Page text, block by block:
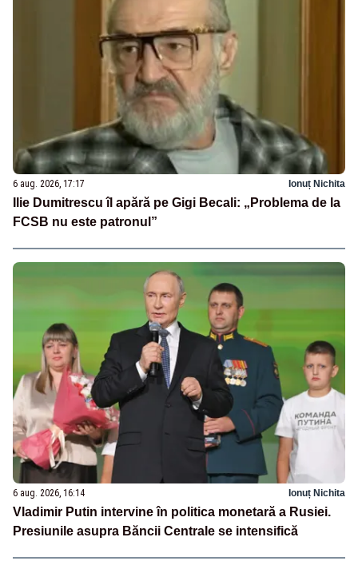
6 aug. 2026, 17:17 Ionuț Nichita
Ilie Dumitrescu îl apără pe Gigi Becali: „Problema de la
FCSB nu este patronul”
6 aug. 2026, 16:14 Ionuț Nichita
Vladimir Putin intervine în politica monetară a Rusiei.
Presiunile asupra Băncii Centrale se intensifică